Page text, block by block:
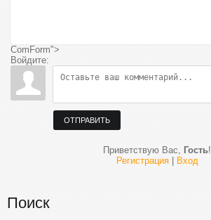
ComForm">
Войдите:
ОТПРАВИТЬ
Приветствую Вас, Гость!
Регистрация| Вход
Поиск